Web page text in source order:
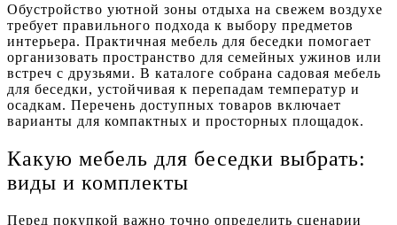
Обустройство уютной зоны отдыха на свежем воздухе
требует правильного подхода к выбору предметов
интерьера. Практичная мебель для беседки помогает
организовать пространство для семейных ужинов или
встреч с друзьями. В каталоге собрана садовая мебель
для беседки, устойчивая к перепадам температур и
осадкам. Перечень доступных товаров включает
варианты для компактных и просторных площадок.
Какую мебель для беседки выбрать:
виды и комплекты
Перед покупкой важно точно определить сценарии